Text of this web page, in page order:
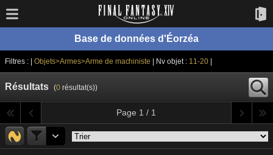
Base de données d'Éorzéa
Filtres : | Objets>Armes>Arme de machiniste | Nv objet : 11-20
Résultats (0résultat(s))
Page 1 / 1